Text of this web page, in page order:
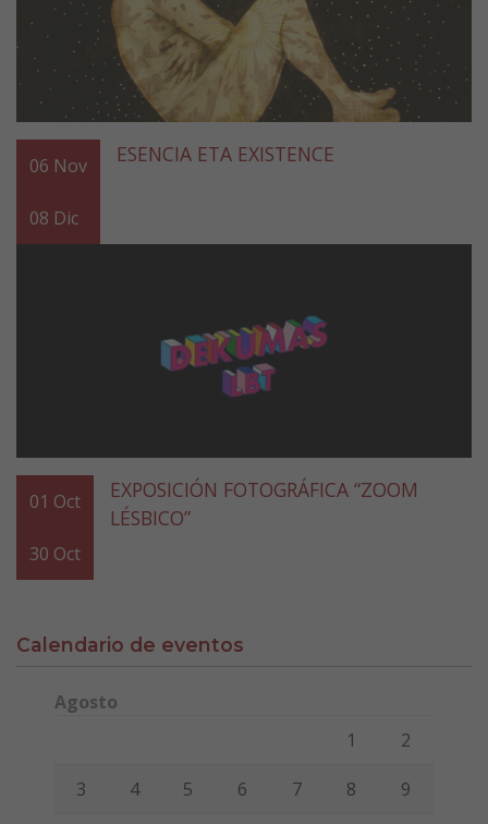
06 Nov
08 Dic
ESENCIA ETA EXISTENCE
01 Oct
30 Oct
EXPOSICIÓN FOTOGRÁFICA “ZOOM
LÉSBICO”
Calendario de eventos
Agosto
Viernes Sábado
1 2
3 4 5 6 7 8 9